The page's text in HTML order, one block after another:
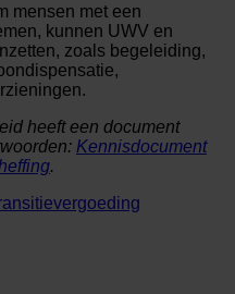
mensen met een
kunnen UWV en
zoals begeleiding,
heeft een document
Kennisdocument
.